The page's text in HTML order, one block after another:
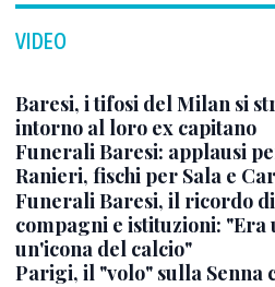
VIDEO
Baresi, i tifosi del Milan si
intorno al loro ex capitano
Funerali Baresi: applausi
Ranieri, fischi per Sala e
Funerali Baresi, il ricordo
compagni e istituzioni: "Era
un'icona del calcio"
Parigi, il "volo" sulla Senna